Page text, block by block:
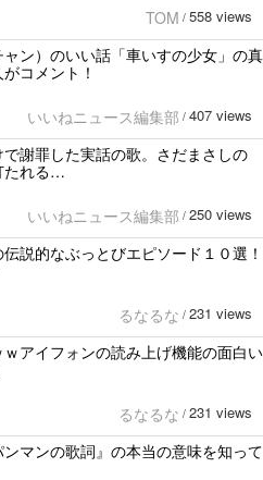
TOM / 558 views
ン）のいい話「車いすの少女」の真
コメント！
いいねニュース編集部 / 407 views
謝罪した実話の歌。さだまさしの
たれる…
いいねニュース編集部 / 250 views
説的なぶっとびエピソード１０選！
るなるな / 231 views
アイフォンの読み上げ機能の面白い
るなるな / 231 views
マンの歌詞』の本当の意味を知って